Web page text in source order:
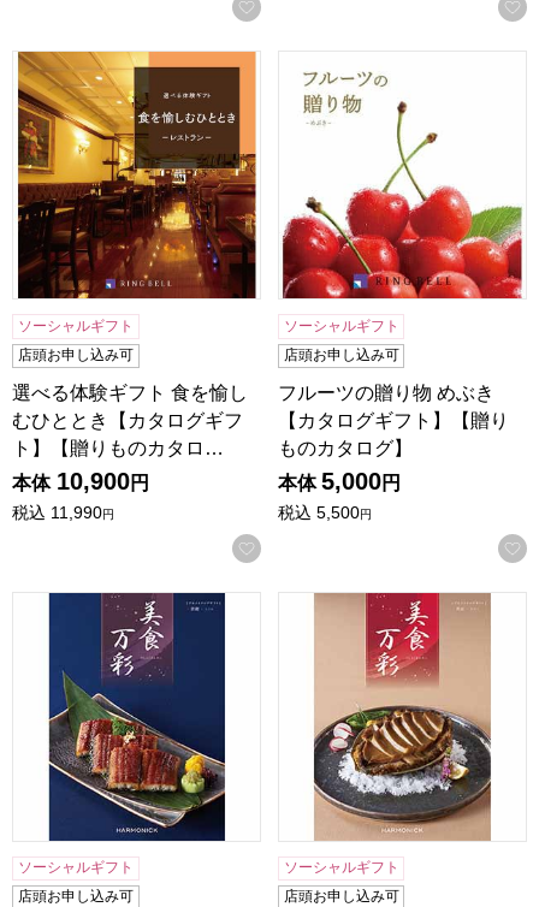
お気に入りに登録する
選べる体験ギフト 食を愉しむひととき【カタログギフト】
ソーシャルギフト
店頭お申し込み可
選べる体験ギフト 食を愉し
むひととき【カタログギフ
ト】【贈りものカタロ…
本体 10,900円
税込 11,990円
お気に入りに登録する
ソーシャルギフト
店頭お申し込み可
フルーツの贈り物 めぶき
【カタログギフト】【贈り
ものカタログ】
本体 5,000円
税込 5,500円
美食万彩 紫紺(しこん)【カタログギフト】【贈りものカタロ
ソーシャルギフト
店頭お申し込み可
美食万彩 真紅(しんく)【カ
ソーシャルギフト
店頭お申し込み可